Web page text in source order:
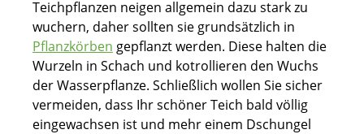
Teichpflanzen neigen allgemein dazu stark zu
wuchern, daher sollten sie grundsätzlich in
Pflanzkörben gepflanzt werden. Diese halten die
Wurzeln in Schach und kotrollieren den Wuchs
der Wasserpflanze. Schließlich wollen Sie sicher
vermeiden, dass Ihr schöner Teich bald völlig
eingewachsen ist und mehr einem Dschungel